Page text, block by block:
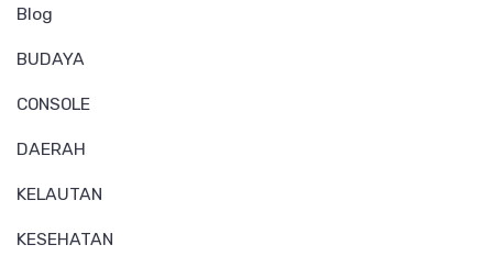
Blog
BUDAYA
CONSOLE
DAERAH
KELAUTAN
KESEHATAN